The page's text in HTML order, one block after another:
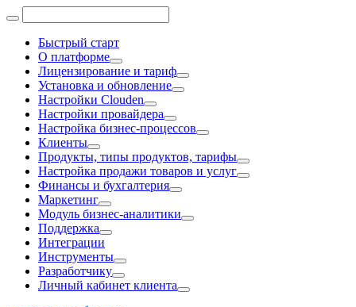
Быстрый старт
О платформе
Лицензирование и тариф
Установка и обновление
Настройки Clouden
Настройки провайдера
Настройка бизнес-процессов
Клиенты
Продукты, типы продуктов, тарифы
Настройка продажи товаров и услуг
Финансы и бухгалтерия
Маркетинг
Модуль бизнес-аналитики
Поддержка
Интеграции
Инструменты
Разработчику
Личный кабинет клиента